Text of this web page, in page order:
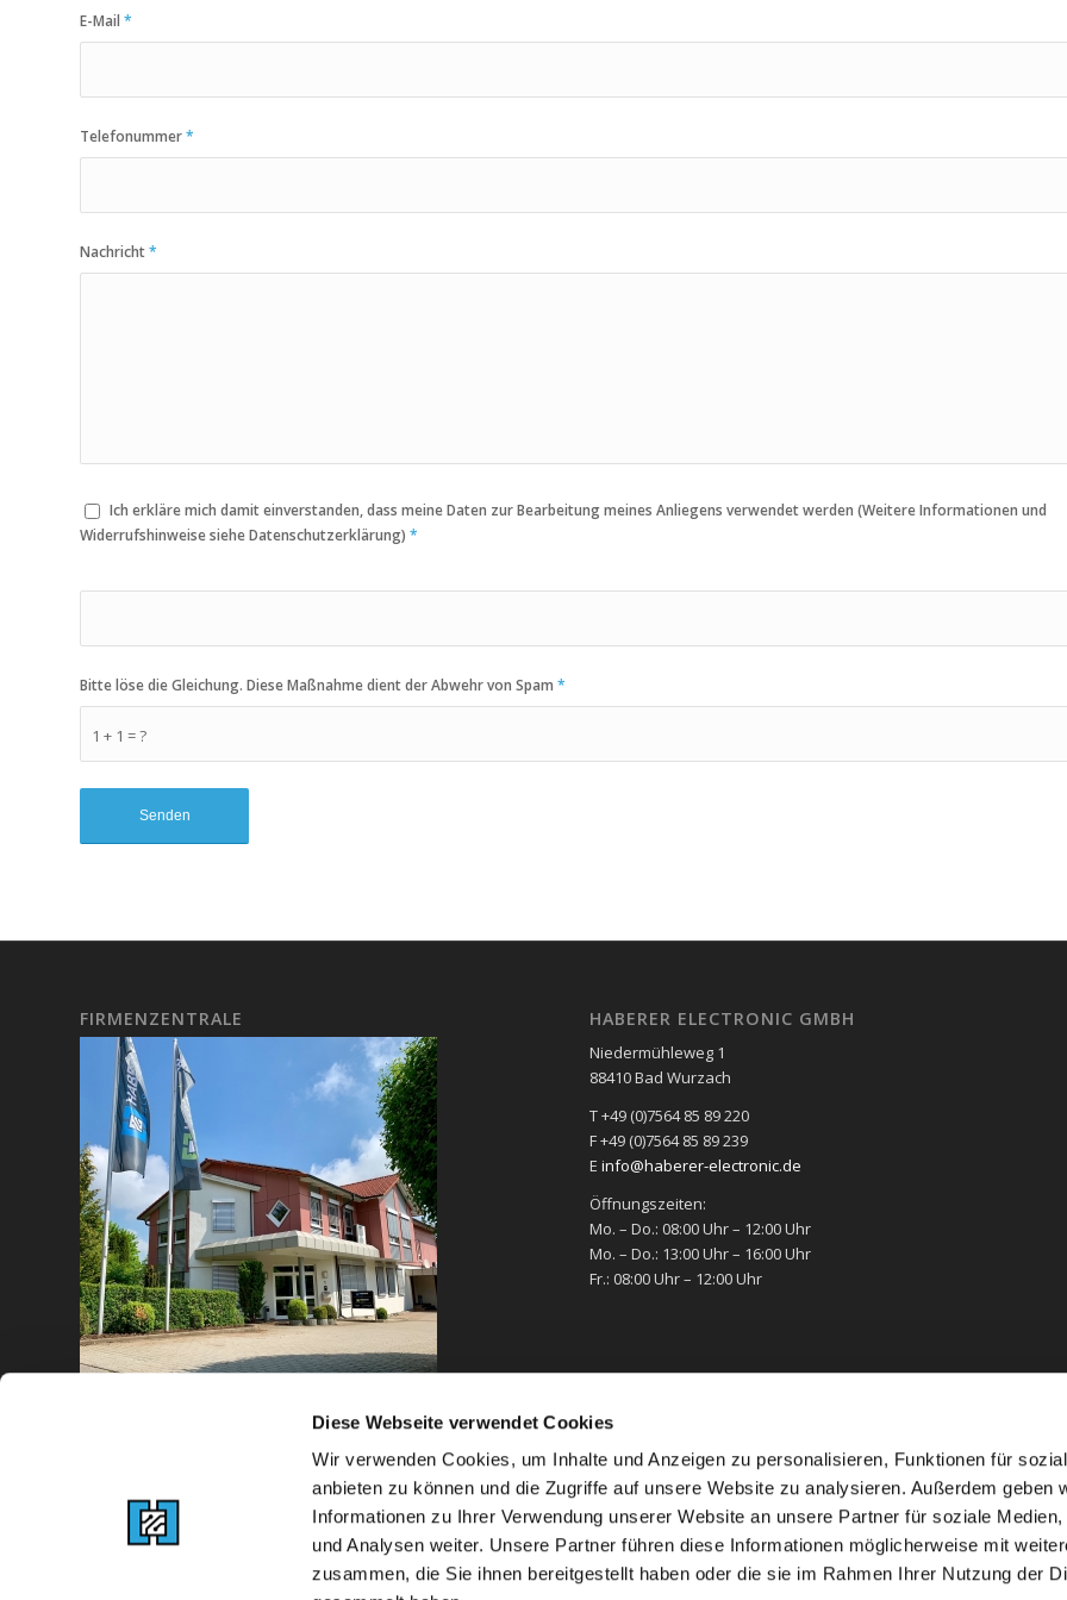
Diese Webseite verwendet Cookies
Wir verwenden Cookies, um Inhalte und Anzeigen zu personalisieren, Funktionen für
anbieten zu können und die Zugriffe auf unsere Website zu analysieren. Außerdem geben
Informationen zu Ihrer Verwendung unserer Website an unsere Partner für soziale Medien,
und Analysen weiter. Unsere Partner führen diese Informationen möglicherweise mit
zusammen, die Sie ihnen bereitgestellt haben oder die sie im Rahmen Ihrer Nutzung der
E-Mail *
Telefonummer*
Nachricht*
Ich erkläre mich damit einverstanden, dass meine Daten zur Bearbeitung meines Anliegens verwendet werden (Weitere Informationen und
Widerrufshinweise siehe Datenschutzerklärung) *
1 + 1 = ?
Bitte löse die Gleichung. Diese Maßnahme dient der Abwehr von Spam *
FIRMENZENTRALE HABERER ELECTRONIC GMBH
Niedermühleweg 1
88410 Bad Wurzach
T +49 (0)7564 85 89 220
F +49 (0)7564 85 89 239
E info@haberer-electronic.de
Öffnungszeiten:
Mo. – Do.: 08:00 Uhr – 12:00 Uhr
Mo. – Do.: 13:00 Uhr – 16:00 Uhr
Fr.: 08:00 Uhr – 12:00 Uhr